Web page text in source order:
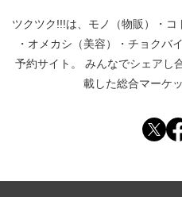
ツクツク!!!は、 モノ（物販） ・ コ
・ オメカシ（美容） ・ チョクバ
予約サイト。
みんなでシェアし
載した総合マーケ